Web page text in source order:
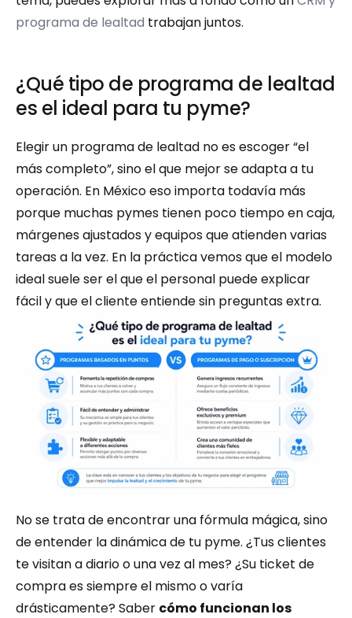
programa de lealtad trabajan juntos.
¿Qué tipo de programa de lealtad
es el ideal para tu pyme?
Elegir un programa de lealtad no es escoger “el
más completo”, sino el que mejor se adapta a tu
operación. En México eso importa todavía más
porque muchas pymes tienen poco tiempo en caja,
márgenes ajustados y equipos que atienden varias
tareas a la vez. En la práctica vemos que el modelo
ideal suele ser el que el personal puede explicar
fácil y que el cliente entiende sin preguntas extra.
No se trata de encontrar una fórmula mágica, sino
de entender la dinámica de tu pyme. ¿Tus clientes
te visitan a diario o una vez al mes? ¿Su ticket de
compra es siempre el mismo o varía
drásticamente? Saber cómo funcionan los